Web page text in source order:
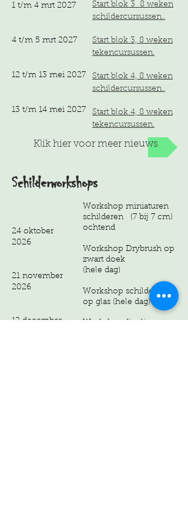
1 t/m 4 mrt 2027
4 t/m 5 mrt 2027
12 t/m 13 mei 2027
13 t/m 14 mei 2027
Start blok 3 8 weken
schildercursussen..
Start blok 3, 8 weken
tekencursussen.
Start blok 4, 8 weken
schildercursussen..
Start blok 4, 8 weken
tekencursussen.
Klik hier voor meer nieuws
Schilderworkshops
24 oktober
2026
21 november
2026
12 december
Workshop miniaturen
schilderen (7 bij 7 cm)
ochtend
Workshop Drybrush op
zwart doek
(hele dag)
Workshop schilderen
op glas (hele dag)